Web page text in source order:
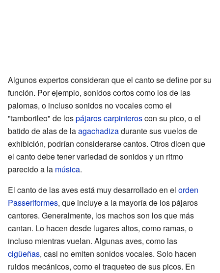
Algunos expertos consideran que el canto se define por su
función. Por ejemplo, sonidos cortos como los de las
palomas, o incluso sonidos no vocales como el
"tamborileo" de lospájaros carpinteroscon su pico, o el
batido de alas de laagachadizadurante sus vuelos de
exhibición, podrían considerarse cantos. Otros dicen que
el canto debe tener variedad de sonidos y un ritmo
parecido a la música.
El canto de las aves está muy desarrollado en el orden
Passeriformes, que incluye a la mayoría de los pájaros
cantores. Generalmente, los machos son los que más
cantan. Lo hacen desde lugares altos, como ramas, o
incluso mientras vuelan. Algunas aves, como las
cigüeñas, casi no emiten sonidos vocales. Solo hacen
ruidos mecánicos, como el traqueteo de sus picos. En